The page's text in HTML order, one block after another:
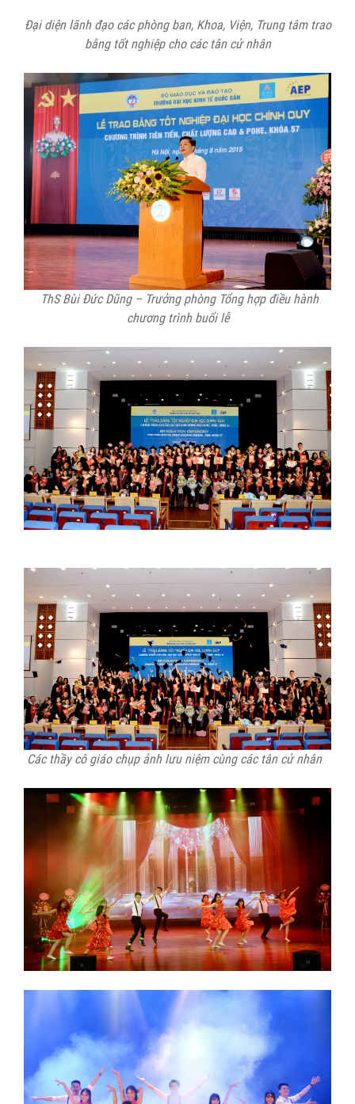
Đại diện lãnh đạo các phòng ban, Khoa, Viện, Trung tâm trao
bằng tốt nghiệp cho các tân cử nhân
ThS Bùi Đức Dũng – Trưởng phòng Tổng hợp điều hành
chương trình buổi lễ
Các thầy cô giáo chụp ảnh lưu niệm cùng các tân cử nhân